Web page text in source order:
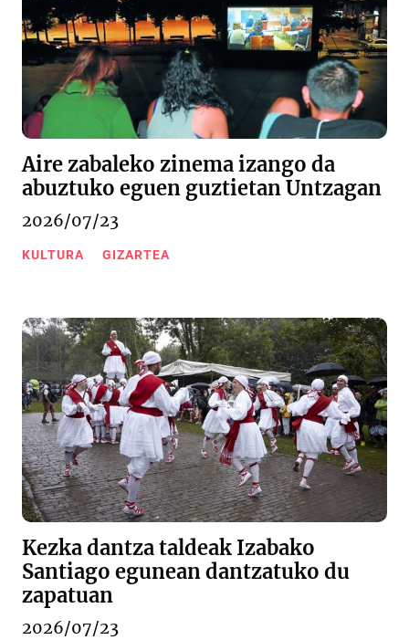
Aire zabaleko zinema izango da
abuztuko eguen guztietan Untzagan
2026/07/23
KULTURA GIZARTEA
Kezka dantza taldeak Izabako
Santiago egunean dantzatuko du
zapatuan
2026/07/23